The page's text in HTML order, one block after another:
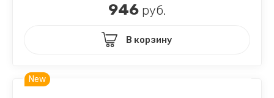
946 руб.
В корзину
New